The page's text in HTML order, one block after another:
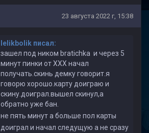
23 августа 2022 г, 15:38
lelikbolik писал:
зашел под ником bratichka и через 5
минут пинки от ХХХ начал
получать.скинь демку говорит.я
говорю хорошо.карту доиграю и
скину.доиграл.вышел скинул,а
обратно уже бан.
не пять минут а больше пол карты
доиграл и начал следущую а не сразу